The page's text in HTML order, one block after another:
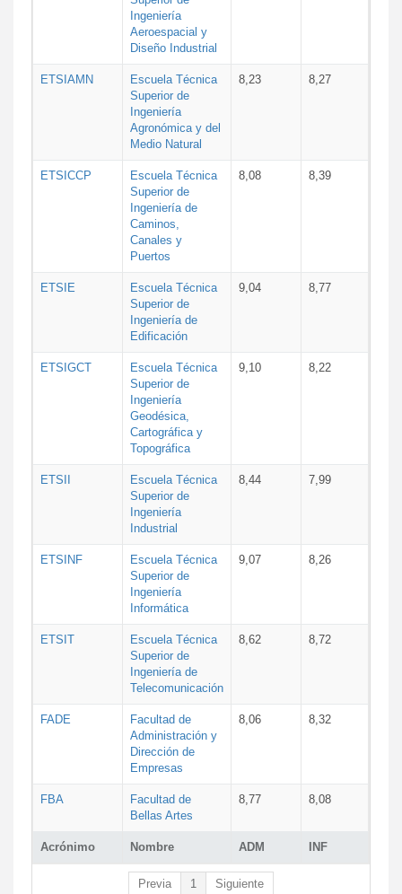
Acrónimo Nombre ADM INF
Ingeniería
Aeroespacial y
Diseño Industrial
ETSIAMN
Escuela Técnica
Superior de
Ingeniería
Agronómica y del
Medio Natural
8,23 8,27
ETSICCP
Escuela Técnica
Superior de
Ingeniería de
Caminos,
Canales y
Puertos
8,08 8,39
ETSIE
Escuela Técnica
Superior de
Ingeniería de
Edificación
9,04 8,77
ETSIGCT
Escuela Técnica
Superior de
Ingeniería
Geodésica,
Cartográfica y
Topográfica
9,10 8,22
ETSII
Escuela Técnica
Superior de
Ingeniería
Industrial
8,44 7,99
ETSINF
Escuela Técnica
Superior de
Ingeniería
Informática
9,07 8,26
ETSIT
Escuela Técnica
Superior de
Ingeniería de
Telecomunicación
8,62 8,72
FADE
Facultad de
Administración y
Dirección de
Empresas
8,06 8,32
FBA
Facultad de
Bellas Artes
8,77 8,08
Previa 1 Siguiente